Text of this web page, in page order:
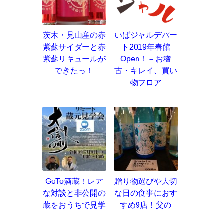
茨木・見山産の赤
紫蘇サイダーと赤
紫蘇リキュールが
できたっ！
いばジャルデパー
ト2019年春館
Open！－お稽
古・キレイ、買い
物フロア
GoTo酒蔵！レア
な対談と非公開の
蔵をおうちで見学
贈り物選びや大切
な日の食事におす
すめ9店！父の